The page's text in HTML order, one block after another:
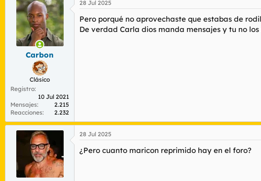
c
i
o
Carbon
Clásico
Registro
10 Jul 2021
Mensajes
2.215
Reacciones
2.232
28 Jul 2025
Pero porqué no aprovechaste que estabas de
De verdad Carla dios manda mensajes y tu no los
28 Jul 2025
¿Pero cuanto maricon reprimido hay en el foro?